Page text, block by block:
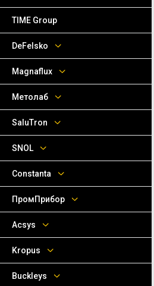
TIME Group
DeFelsko
Magnaflux
Метолаб
SaluTron
SNOL
Сonstanta
ПромПрибор
Acsys
Kropus
Buckleys